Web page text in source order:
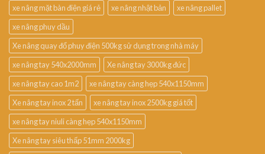
xe nâng mặt bàn điện giá rẻ
xe nâng nhật bản
xe nâng pallet
xe nâng phuy dầu
Xe nâng quay đổ phuy điện 500kg sử dụng trong nhà máy
xe nâng tay 540x2000mm
Xe nâng tay 3000kg đức
xe nâng tay cao 1m2
xe nâng tay càng hẹp 540x1150mm
Xe nâng tay inox 2 tấn
xe nâng tay inox 2500kg giá tốt
xe nâng tay niuli càng hẹp 540x1150mm
Xe nâng tay siêu thấp 51mm 2000kg